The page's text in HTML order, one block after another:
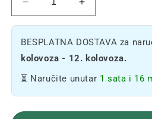
Smanjite
količinu
balzama
za
🌿
Povećajte
količinu
balzama
za
🌿
BESPLATNA DOSTAVA za
kolovoza - 12. kolovoza.
⏳ Naručite unutar 1 sata i 16